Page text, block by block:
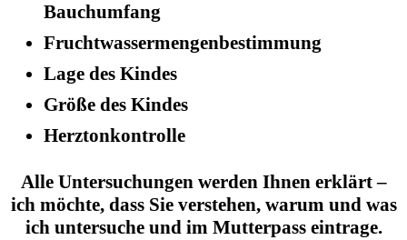
Bauchumfang
Fruchtwassermengenbestimmung
Lage des Kindes
Größe des Kindes
Herztonkontrolle
Alle Untersuchungen werden Ihnen erklärt –
ich möchte, dass Sie verstehen, warum und was
ich untersuche und im Mutterpass eintrage.